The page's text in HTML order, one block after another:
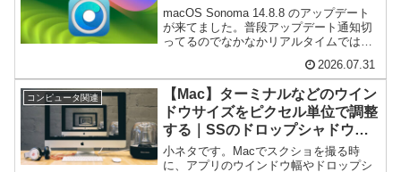
macOS Sonoma 14.8.8 のアップデート
が来てました。普段アップデート通知切
ってるのでなかなかリアルタイムでは気
でそういえばと思って確認したら来てま
した。重要なセキュリティ修正が含ま
れ...
2026.07.31
コンピュータ関連
【Mac】ターミナルなどのウイン
ドウサイズをピクセル単位で調整
する｜SSのドロップシャドウを
オフ
小ネタです。Macでスクショを撮る時
に、アプリのウインドウ幅やドロップシ